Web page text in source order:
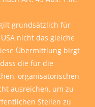
grundsätzlich für
nicht das gleiche
Übermittlung birgt
die für die
organisatorischen
ausreichen, um zu
Stellen zu